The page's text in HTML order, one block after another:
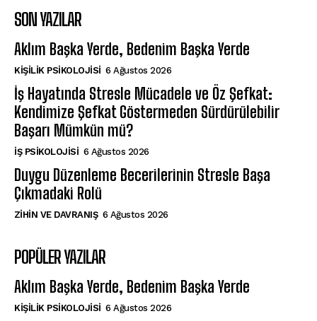
SON YAZILAR
Aklım Başka Yerde, Bedenim Başka Yerde
KIŞILIK PSIKOLOJISI 6 Ağustos 2026
İş Hayatında Stresle Mücadele ve Öz Şefkat:
Kendimize Şefkat Göstermeden Sürdürülebilir
Başarı Mümkün mü?
İŞ PSIKOLOJISI 6 Ağustos 2026
Duygu Düzenleme Becerilerinin Stresle Başa
Çıkmadaki Rolü
⁠ZIHIN VE DAVRANIŞ 6 Ağustos 2026
POPÜLER YAZILAR
Aklım Başka Yerde, Bedenim Başka Yerde
KIŞILIK PSIKOLOJISI 6 Ağustos 2026